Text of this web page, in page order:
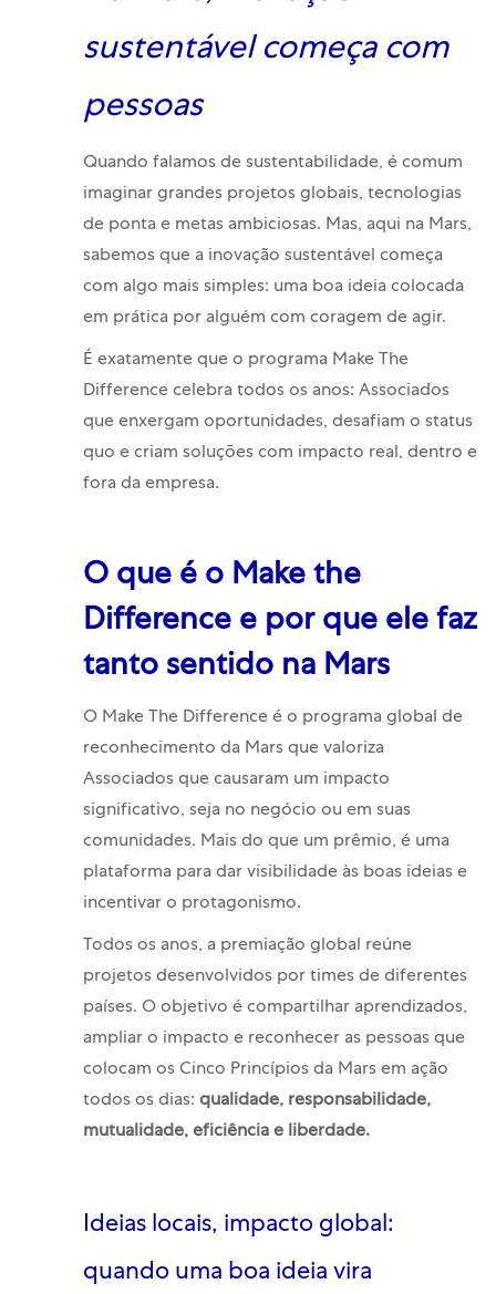
sustentável começa com
pessoas
Quando falamos de sustentabilidade, é comum
imaginar grandes projetos globais, tecnologias
de ponta e metas ambiciosas. Mas, aqui na Mars,
sabemos que a inovação sustentável começa
com algo mais simples: uma boa ideia colocada
em prática por alguém com coragem de agir.
É exatamente que o programa Make The
Difference celebra todos os anos: Associados
que enxergam oportunidades, desafiam o status
quo e criam soluções com impacto real, dentro e
fora da empresa.
O que é o Make the
Difference e por que ele faz
tanto sentido na Mars
O Make The Difference é o programa global de
reconhecimento da Mars que valoriza
Associados que causaram um impacto
significativo, seja no negócio ou em suas
comunidades. Mais do que um prêmio, é uma
plataforma para dar visibilidade às boas ideias e
incentivar o protagonismo.
Todos os anos, a premiação global reúne
projetos desenvolvidos por times de diferentes
países. O objetivo é compartilhar aprendizados,
ampliar o impacto e reconhecer as pessoas que
colocam os Cinco Princípios da Mars em ação
todos os dias: qualidade, responsabilidade,
mutualidade, eficiência e liberdade.
Ideias locais, impacto global:
quando uma boa ideia vira